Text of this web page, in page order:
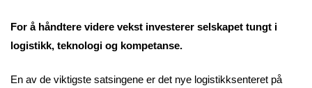
For å håndtere videre vekst investerer selskapet tungt i
logistikk, teknologi og kompetanse.
En av de viktigste satsingene er det nye logistikksenteret på